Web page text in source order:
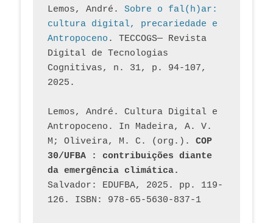
Lemos, André. Sobre o fal(h)ar:
cultura digital, precariedade e
Antropoceno . TECCOGS— Revista
Digital de Tecnologias
Cognitivas, n. 31, p. 94-107,
2025.
Lemos, André. Cultura Digital e
Antropoceno. In Madeira, A. V.
M; Oliveira, M. C. (org.). COP
30/UFBA : contribuições diante
da emergência climática.
Salvador: EDUFBA, 2025. pp. 119-
126. ISBN: 978-65-5630-837-1